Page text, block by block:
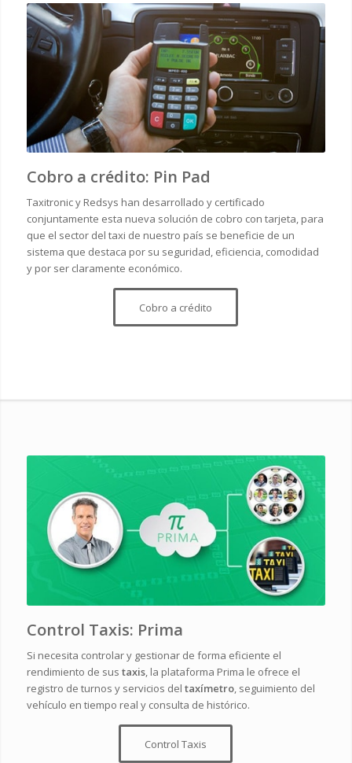
Cobro a crédito: Pin Pad
Taxitronic y Redsys han desarrollado y certificado
conjuntamente esta nueva solución de cobro con tarjeta, para
que el sector del taxi de nuestro país se beneficie de un
sistema que destaca por su seguridad, eficiencia, comodidad
y por ser claramente económico.
Cobro a crédito
Control Taxis: Prima
Si necesita controlar y gestionar de forma eficiente el
rendimiento de sus taxis, la plataforma Prima le ofrece el
registro de turnos y servicios del taxímetro, seguimiento del
vehículo en tiempo real y consulta de histórico.
Control Taxis